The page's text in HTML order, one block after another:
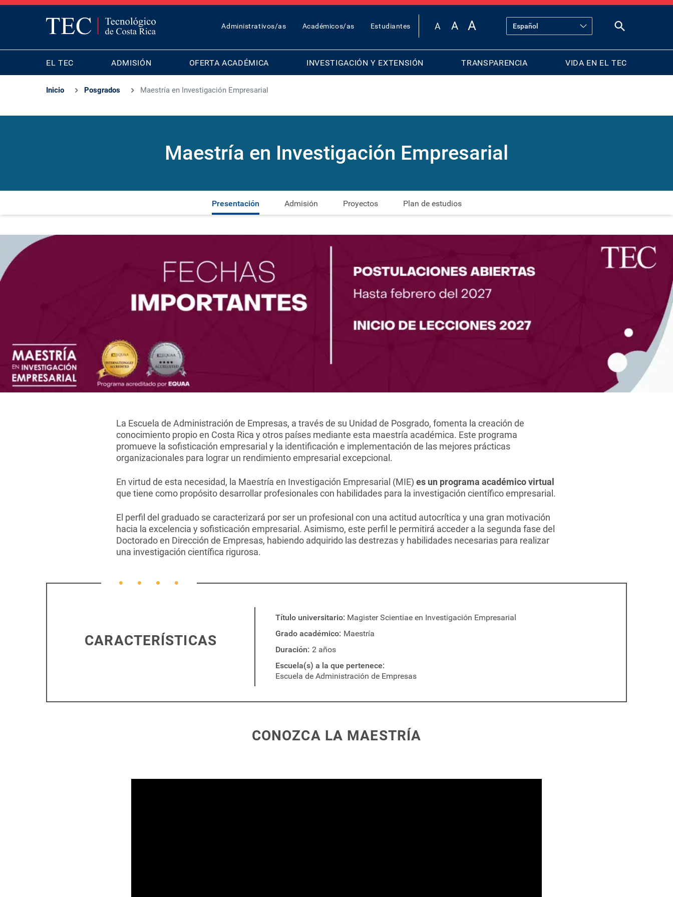
TOP
MENU
Administrativos/as Académicos/as Estudiantes
MAIN
NAVIGATION
EL TEC ADMISIÓN OFERTA ACADÉMICA INVESTIGACIÓN Y EXTENSIÓN TRANSPARENCIA VIDA EN EL TEC
Inicio Posgrados Maestría en Investigación Empresarial
Maestría en Investigación Empresarial
Presentación Admisión Proyectos Plan de estudios
La Escuela de Administración de Empresas, a través de su Unidad de Posgrado, fomenta la creación de
conocimiento propio en Costa Rica y otros países mediante esta maestría académica. Este programa
promueve la sofisticación empresarial y la identificación e implementación de las mejores prácticas
organizacionales para lograr un rendimiento empresarial excepcional.
En virtud de esta necesidad, la Maestría en Investigación Empresarial (MIE) es un programa académico virtual
que tiene como propósito desarrollar profesionales con habilidades para la investigación científico empresarial.
El perfil del graduado se caracterizará por ser un profesional con una actitud autocrítica y una gran motivación
hacia la excelencia y sofisticación empresarial. Asimismo, este perfil le permitirá acceder a la segunda fase del
Doctorado en Dirección de Empresas, habiendo adquirido las destrezas y habilidades necesarias para realizar
una investigación científica rigurosa.
CARACTERÍSTICAS
Título universitario Magister Scientiae en Investigación Empresarial
Grado académico Maestría
Duración 2 años
Escuela(s) a la que pertenece
Escuela de Administración de Empresas
CONOZCA LA MAESTRÍA